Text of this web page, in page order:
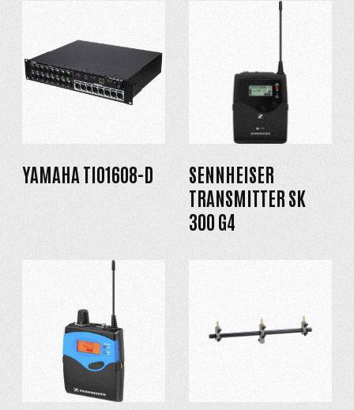
YAMAHA TIO1608-D
SENNHEISER
TRANSMITTER SK
300 G4